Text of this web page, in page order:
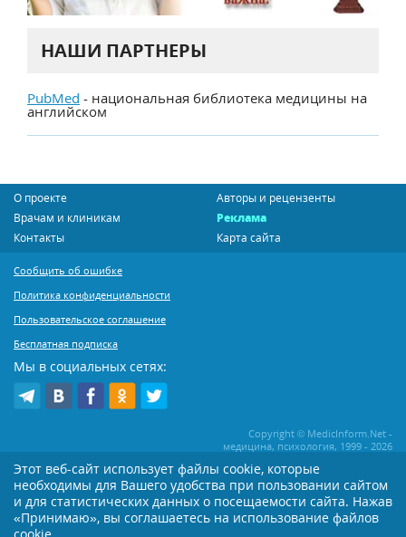
НАШИ ПАРТНЕРЫ
PubMed - национальная библиотека медицины на
английском
О проекте
Авторы и рецензенты
Врачам и клиникам
Реклама
Контакты
Карта сайта
Сообщить об ошибке
Политика конфиденциальности
Пользовательское соглашение
Бесплатная подписка
Мы в социальных сетях:
Copyright © MedicInform.Net -
медицина, психология, 1999 - 2026
Копирование или иное распространение статей нашего сайта строго
воспрещается. Копирование раздела "Новости" допускается при наличии
активной открытой для поисковиков ссылки на MedicInform.Net
Материалы на сайте представлены в справочных целях. Редакция не всегда
Этот веб-сайт использует файлы cookie, которые
необходимы для Вашего удобства при пользовании сайтом
и для статистических данных о посещаемости сайта. Нажав
«Принимаю», вы соглашаетесь на использование файлов